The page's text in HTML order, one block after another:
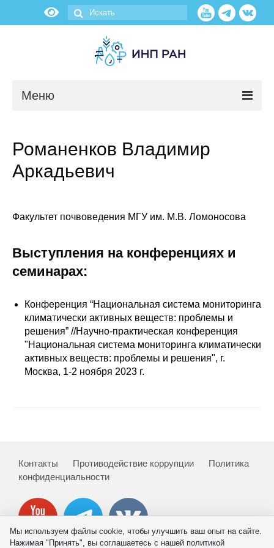
Меню
Об институте
Научные подразделения
Сотрудники
Отчетность
Противодействие коррупции
Материалы для СМИ
Проблемы прогнозирования
О журнале
Номера журналов
Романенков Владимир
Аркадьевич
Факультет почвоведения МГУ им. М.В. Ломоносова
Выступления на конференциях и
семинарах:
Конференция “Национальная система мониторинга
климатически активных веществ: проблемы и
решения” //Научно-практическая конференция
"Национальная система мониторинга климатически
активных веществ: проблемы и решения", г.
Москва, 1-2 ноября 2023 г.
Контакты Противодействие коррупции
Политика
конфиденциальности
Мы используем файлы cookie, чтобы улучшить ваш опыт на сайте.
Нажимая "Принять", вы соглашаетесь с нашей политикой